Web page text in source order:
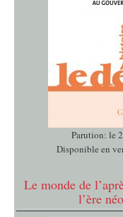
Parution: le
Disponible en
Le monde de
l’ère